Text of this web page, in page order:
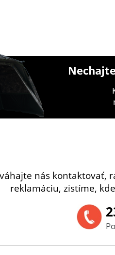
nás kontaktovať,
reklamáciu, zistíme,